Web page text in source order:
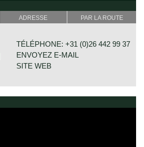
Volvo P 1800 was designed by Per
employed at carrosseria Frua those
1800 came onto the market in 1961 as
famous for the series of "The Saint"
Moore as Simon Templar in the
6000 cars in 1963, production of
to Sweden, and the car was
P1800 ES estate /coupé came onto
ADRESSE PAR LA ROUTE
TÉLÉPHONE: +31 (0)26 442 99 37
ENVOYEZ E-MAIL
SITE WEB